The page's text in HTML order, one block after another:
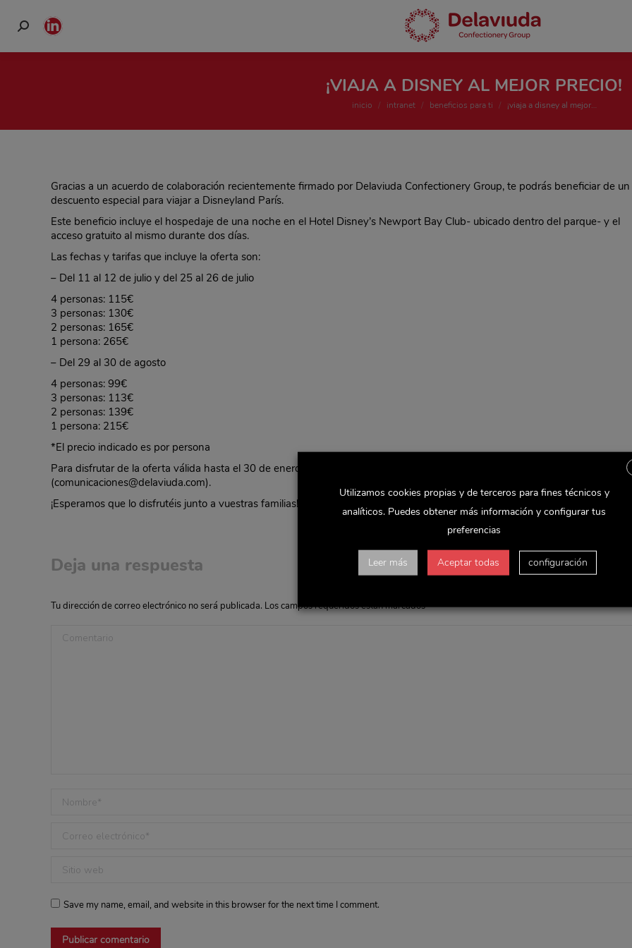
Buscar:
Linkedin
page
window
¡VIAJA A DISNEY AL MEJOR PRECIO!
Estás aquí:
inicio intranet beneficios para ti ¡viaja a disney al mejor…
Gracias a un acuerdo de colaboración recientemente firmado por Delaviuda Confectionery Group, te podrás beneficiar de un
descuento especial para viajar a Disneyland París.
Este beneficio incluye el hospedaje de una noche en el Hotel Disney’s Newport Bay Club- ubicado dentro del parque- y el
acceso gratuito al mismo durante dos días.
Las fechas y tarifas que incluye la oferta son:
– Del 11 al 12 de julio y del 25 al 26 de julio
4 personas: 115€
3 personas: 130€
2 personas: 165€
1 persona: 265€
– Del 29 al 30 de agosto
4 personas: 99€
3 personas: 113€
2 personas: 139€
1 persona: 215€
*El precio indicado es por persona
Para disfrutar de la oferta válida hasta el 30 de enero, puedes ponerte en contacto con el departamento de Comunicación
(comunicaciones@delaviuda.com).
¡Esperamos que lo disfrutéis junto a vuestras familias!
Deja una respuesta
Tu dirección de correo electrónico no será publicada. Los campos requeridos están marcados*
Comentario
Nombre *
Correo electrónico *
Sitio web
Save my name, email, and website in this browser for the next time I comment.
Publicar comentario
Utilizamos cookies propias y de terceros para fines técnicos y
analíticos. Puedes obtener más información y configurar tus
preferencias
Leer más Aceptar todas configuración